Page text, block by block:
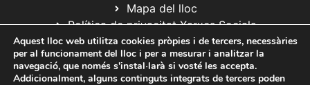
Mapa del lloc
Política de privacitat Xarxes Socials
Aquest lloc web utilitza cookies pròpies i de tercers, necessàries
per al funcionament del lloc i per a mesurar i analitzar la
navegació, que només s'instal·larà si vosté les accepta.
Addicionalment, alguns continguts integrats de tercers poden